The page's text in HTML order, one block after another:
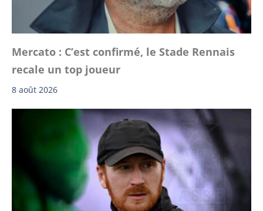
Mercato : C’est confirmé, le Stade Rennais
recale un top joueur
8 août 2026